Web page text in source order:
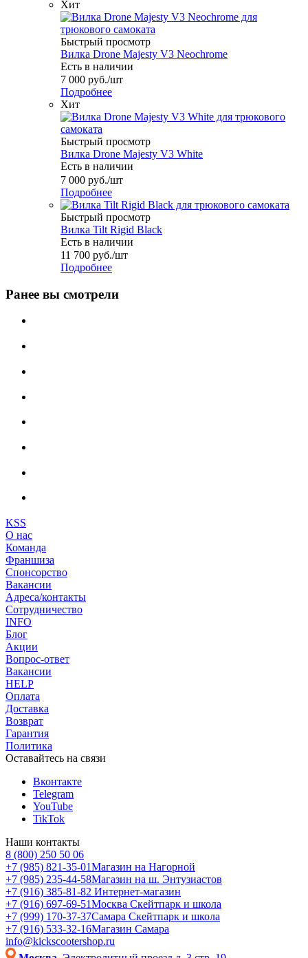
Хит
Быстрый просмотр
Вилка Drone Majesty V3 Neochrome
Есть в наличии
7 000 руб./шт
Подробнее
Хит
Быстрый просмотр
Вилка Drone Majesty V3 White
Есть в наличии
7 000 руб./шт
Подробнее
Быстрый просмотр
Вилка Tilt Rigid Black
Есть в наличии
11 700 руб./шт
Подробнее
Ранее вы смотрели
KSS
О нас
Команда
Франшиза
Спонсорство
Вакансии
Адреса/контакты
Сотрудничество
INFO
Блог
Акции
Вопрос-ответ
Вакансии
HELP
Оплата
Доставка
Возврат
Гарантия
Политика
Оставайтесь на связи
Вконтакте
Telegram
YouTube
TikTok
Наши контакты
8 (800) 250 50 06
+7 (985) 821-35-01Магазин на Нагорной
+7 (985) 235-44-58Магазин на ш. Энтузиастов
+7 (916) 385-81-82 Интернет-магазин
+7 (916) 697-69-51Москва Скейтпарк и школа
+7 (999) 170-37-37Самара Скейтпарк и школа
+7 (916) 533-32-16Магазин Самара
info@kickscootershop.ru